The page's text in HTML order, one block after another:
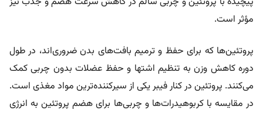
مؤثر است.
پروتئین‌ها که برای حفظ و ترمیم بافت‌های بدن ضروری‌اند، در طول
دوره کاهش وزن به تنظیم اشتها و حفظ عضلات بدون چربی کمک
می‌کنند. پروتئین در کنار فیبر یکی از سیرکننده‌ترین مواد مغذی است.
در مقایسه با کربوهیدرات‌ها و چربی‌ها برای هضم پروتئین به انرژی